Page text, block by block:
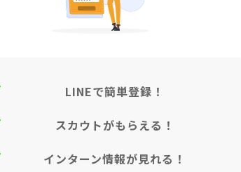
LINEで簡単登録！
スカウトがもらえる！
インターン情報が見れる！